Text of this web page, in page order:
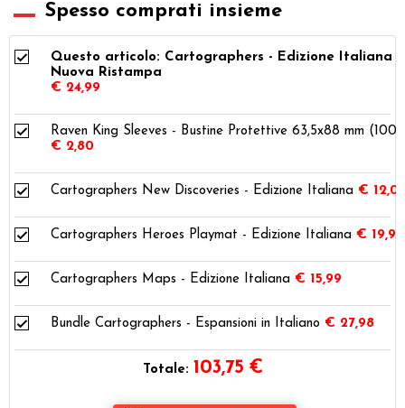
Spesso comprati insieme
Questo articolo: Cartographers - Edizione Italiana
Nuova Ristampa
€ 24,99
Raven King Sleeves - Bustine Protettive 63,5x88 mm (100)
€ 2,80
Cartographers New Discoveries - Edizione Italiana €
Cartographers Heroes Playmat - Edizione Italiana € 19,99
Cartographers Maps - Edizione Italiana € 15,99
Bundle Cartographers - Espansioni in Italiano € 27,98
Totale: 103,75 €